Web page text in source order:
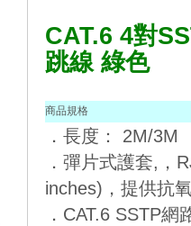
CAT.6 4對
跳線 綠色
商品規格
． 長度： 2M/3M
．彈片式護套,，
inches)，提供抗
．CAT.6 SSTP